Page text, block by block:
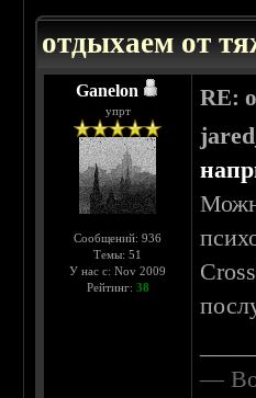
отдыхаем от
Ganelon
упрт
Сообщений: 936
Темы: 51
У нас с: Nov 2009
Рейтинг: 38
RE:
—